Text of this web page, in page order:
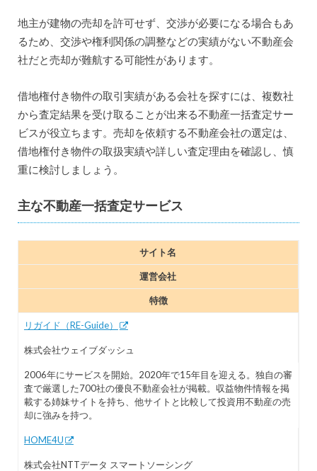
地主が建物の売却を許可せず、交渉が必要になる場合もあ
るため、交渉や権利関係の調整などの実績がない不動産会
社だと売却が難航する可能性があります。
借地権付き物件の取引実績がある会社を探すには、複数社
から査定結果を受け取ることが出来る不動産一括査定サー
ビスが役立ちます。売却を依頼する不動産会社の選定は、
借地権付き物件の取扱実績や詳しい査定理由を確認し、慎
重に検討しましょう。
主な不動産一括査定サービス
サイト名
運営会社
特徴
リガイド（RE-Guide）
株式会社ウェイブダッシュ
2006年にサービスを開始。2020年で15年目を迎える。独自の審
査で厳選した700社の優良不動産会社が掲載。収益物件情報を掲
載する姉妹サイトを持ち、他サイトと比較して投資用不動産の売
却に強みを持つ。
HOME4U
株式会社NTTデータ スマートソーシング